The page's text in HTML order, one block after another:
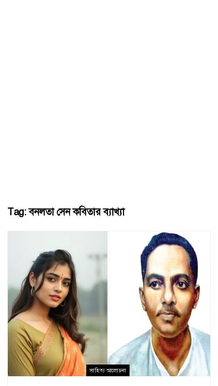
Tag:বনলতা সেন কবিতার ব্যাখ্যা
সাহিত্য আলোচনা